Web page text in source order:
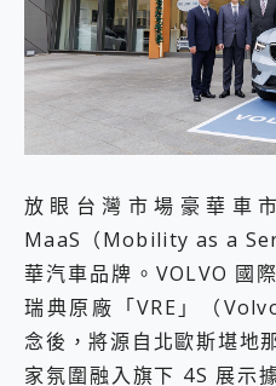
放眼台灣市場豪華車
MaaS（Mobility as a
華汽車品牌。VOLVO 國
瑞典原廠「VRE」（
念後，將源自北歐斯堪地
家氛圍融入旗下 4S 展示